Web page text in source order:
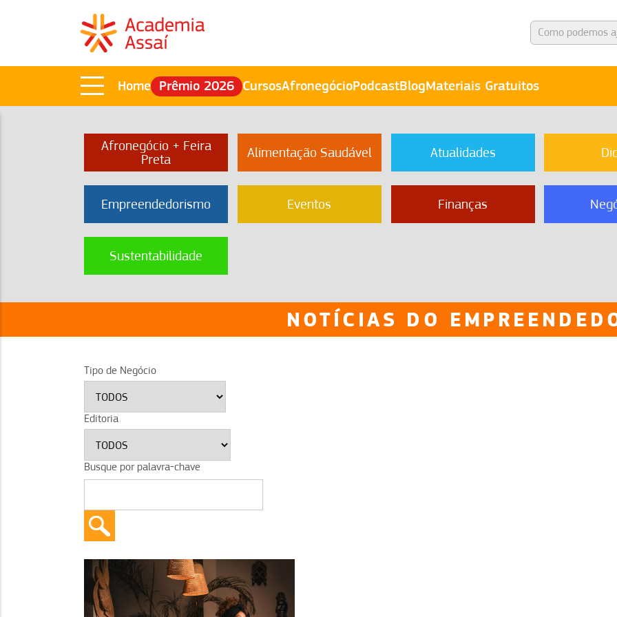
Home Prêmio 2026 CursosAfronegócioPodcastBlogMateriais Gratuitos
Afronegócio + Feira
Preta
Alimentação Saudável Atualidades
Empreendedorismo Eventos Finanças
Sustentabilidade
NOTÍCIAS DO
Tipo de Negócio
Editoria
Busque por palavra-chave